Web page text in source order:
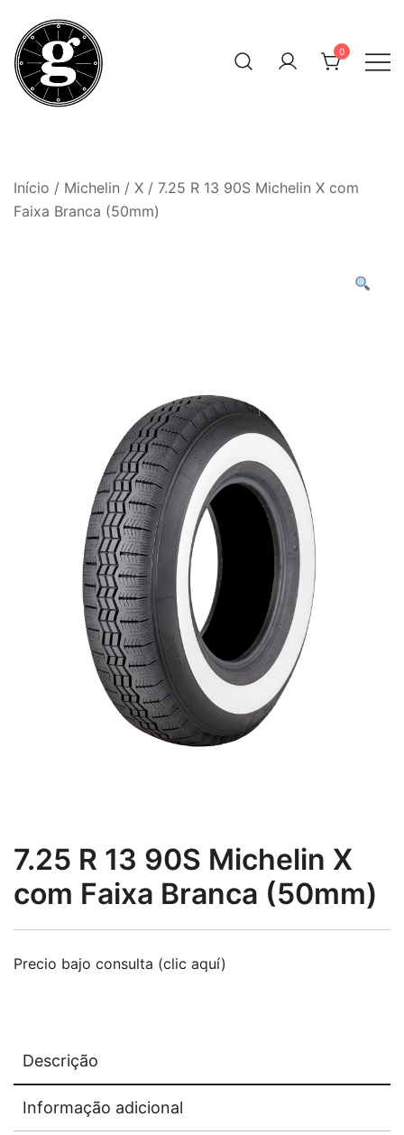
content
0
Início / Michelin / X / 7.25 R 13 90S Michelin X com
Faixa Branca (50mm)
7.25 R 13 90S Michelin X
com Faixa Branca (50mm)
Precio bajo consulta (clic aquí)
Descrição
Informação adicional